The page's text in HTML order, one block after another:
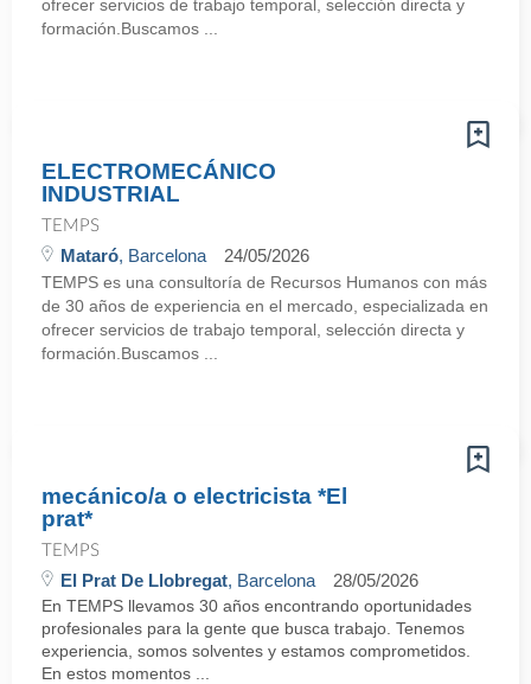
ofrecer servicios de trabajo temporal, selección directa y
formación.Buscamos ...
ELECTROMECÁNICO
INDUSTRIAL
TEMPS
Mataró, Barcelona 24/05/2026
TEMPS es una consultoría de Recursos Humanos con más
de 30 años de experiencia en el mercado, especializada en
ofrecer servicios de trabajo temporal, selección directa y
formación.Buscamos ...
mecánico/a o electricista *El
prat*
TEMPS
El Prat De Llobregat, Barcelona 28/05/2026
En TEMPS llevamos 30 años encontrando oportunidades
profesionales para la gente que busca trabajo. Tenemos
experiencia, somos solventes y estamos comprometidos.
En estos momentos ...